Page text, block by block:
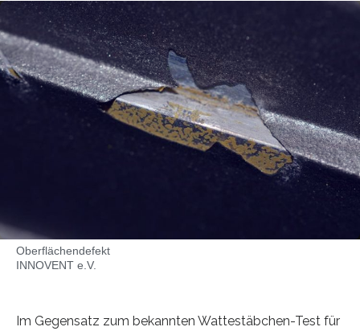
Oberflächendefekt
INNOVENT e.V.
Im Gegensatz zum bekannten Wattestäbchen-Test für